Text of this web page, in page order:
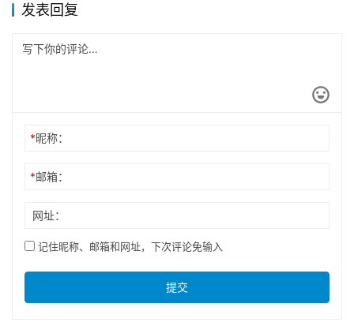
发表回复
*昵称：
*邮箱：
网址：
记住昵称、邮箱和网址，下次评论免输入
提交